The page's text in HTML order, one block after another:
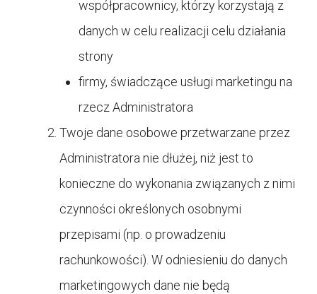
współpracownicy, którzy korzystają z
danych w celu realizacji celu działania
strony
firmy, świadczące usługi marketingu na
rzecz Administratora
Twoje dane osobowe przetwarzane przez
Administratora nie dłużej, niż jest to
konieczne do wykonania związanych z nimi
czynności określonych osobnymi
przepisami (np. o prowadzeniu
rachunkowości). W odniesieniu do danych
marketingowych dane nie będą